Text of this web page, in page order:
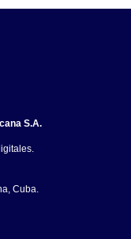
S.A.
Cuba.